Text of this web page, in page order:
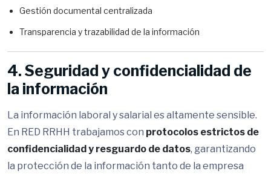
Gestión documental centralizada
Transparencia y trazabilidad de la información
4. Seguridad y confidencialidad de
la información
La información laboral y salarial es altamente sensible.
En RED RRHH trabajamos con protocolos estrictos de
confidencialidad y resguardo de datos, garantizando
la protección de la información tanto de la empresa